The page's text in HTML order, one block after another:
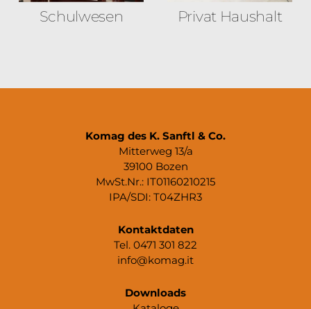
Schulwesen Privat Haushalt
Komag des K. Sanftl & Co.
Mitterweg 13/a
39100 Bozen
MwSt.Nr.: IT01160210215
IPA/SDI: T04ZHR3
Kontaktdaten
Tel. 0471 301 822
info@komag.it
Downloads